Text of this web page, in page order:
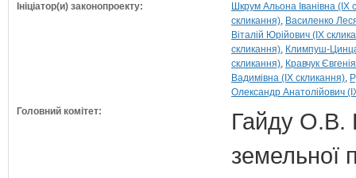
Ініціатор(и) законопроекту:
Шкрум Альона Іванівна (IX
скликання) Василенко
Віталій Юрійович (IX
скликання) Климпуш-
скликання) Кравчук
Вадимівна (IX скликання)
Олександр Анатолійович
Головний комітет:
Гайду О.В.
земельної